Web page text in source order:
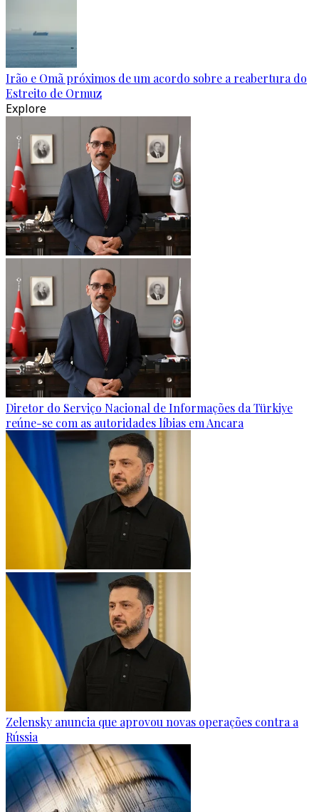
Irão e Omã próximos de um acordo sobre a reabertura do
Estreito de Ormuz
Explore
Diretor do Serviço Nacional de Informações da Türkiye
reúne-se com as autoridades líbias em Ancara
Zelensky anuncia que aprovou novas operações contra a
Rússia